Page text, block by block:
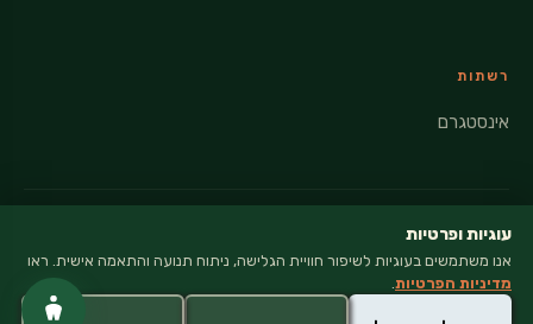
רשתות
אינסטגרם
© 2026 VEGANATI · כל הזכויות שמורות
עוגיות ופרטיות
אנו משתמשים בעוגיות לשיפור חוויית הגלישה, ניתוח תנועה והתאמה אישית. ראו
מדיניות הפרטיות.